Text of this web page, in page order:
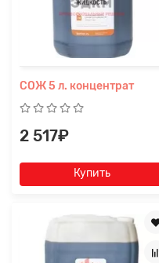
СОЖ 5 л. концентрат
2 517₽
Купить
Заявка на
Прикрепите